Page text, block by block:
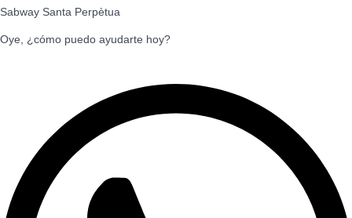
Sabway Santa Perpètua
Oye, ¿cómo puedo ayudarte hoy?